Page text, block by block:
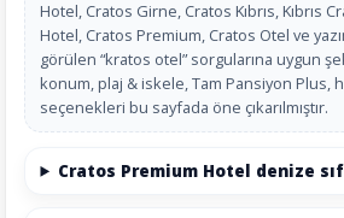
Hotel, Cratos Girne, Cratos Kıbrıs, Kıbrıs
Hotel, Cratos Premium, Cratos Otel ve
görülen “kratos otel” sorgularına uygun
konum, plaj & iskele, Tam Pansiyon Plus,
seçenekleri bu sayfada öne çıkarılmıştır.
Cratos Premium Hotel denize